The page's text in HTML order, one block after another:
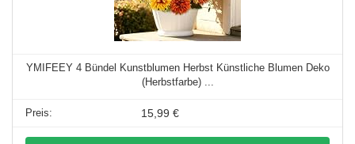
YMIFEEY 4 Bündel Kunstblumen Herbst Künstliche Blumen Deko
(Herbstfarbe) ...
15,99 €